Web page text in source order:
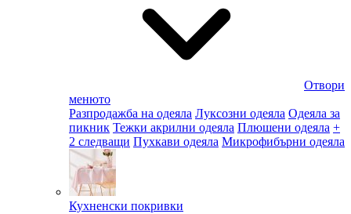
Отвори
менюто
Разпродажба на одеяла Луксозни одеяла Одеяла за
пикник Тежки акрилни одеяла Плюшени одеяла +
2 следващи Пухкави одеяла Микрофибърни одеяла
Кухненски покривки